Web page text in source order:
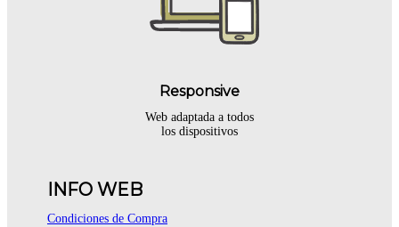
Responsive
Web adaptada a todos
los dispositivos
INFO WEB
Condiciones de Compra